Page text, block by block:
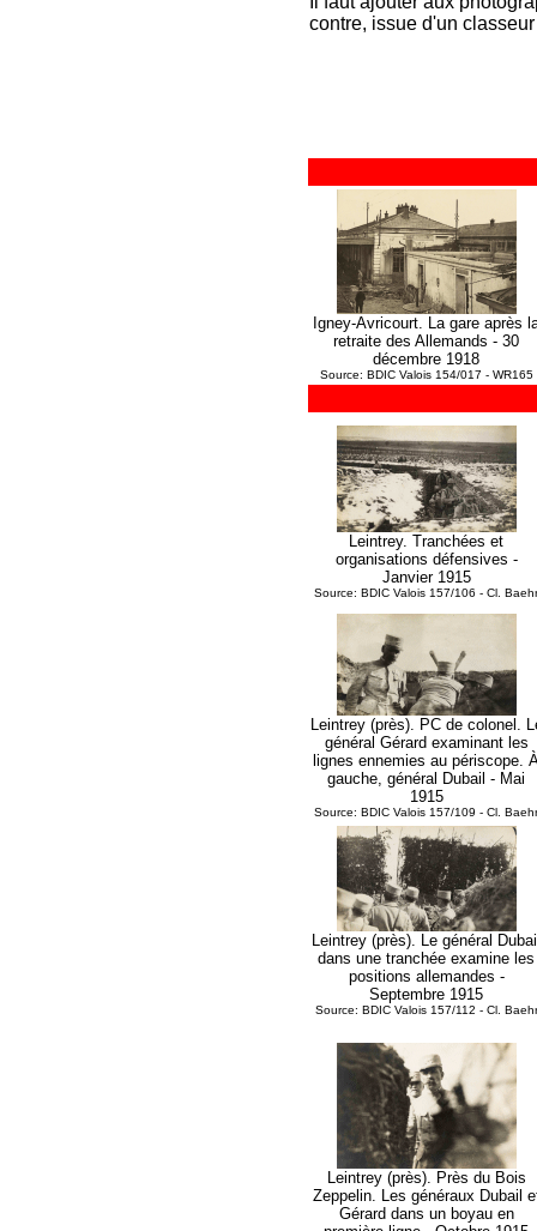
contre, issue d'un
Igney-Avricourt. La gare après
retraite des Allemands - 30
décembre 1918
Source: BDIC Valois 154/017 - WR165
Leintrey. Tranchées et
organisations défensives -
Janvier 1915
Source: BDIC Valois 157/106 - Cl. Baehr
Leintrey (près). PC de colonel.
général Gérard examinant les
lignes ennemies au périscope.
gauche, général Dubail - Mai
1915
Source: BDIC Valois 157/109 - Cl. Baehr
Leintrey (près). Le général
dans une tranchée examine les
positions allemandes -
Septembre 1915
Source: BDIC Valois 157/112 - Cl. Baehr
Leintrey (près). Près du Bois
Zeppelin. Les généraux Dubail
Gérard dans un boyau en